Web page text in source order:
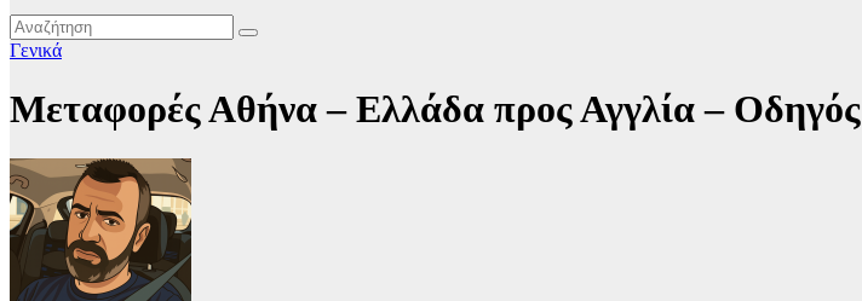
Γενικά
Μεταφορές Αθήνα – Ελλάδα προς Αγγλία – Οδηγός